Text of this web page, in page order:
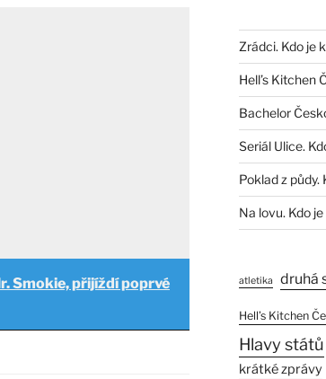
Smokie, přijíždí poprvé
Zrádci. Kdo je
Hell’s Kitchen
Bachelor
Seriál Ulice.
Poklad z půdy.
Na lovu. Kdo
atletika druhá
Hell’s Kitchen
Hlavy států
krátké zprávy